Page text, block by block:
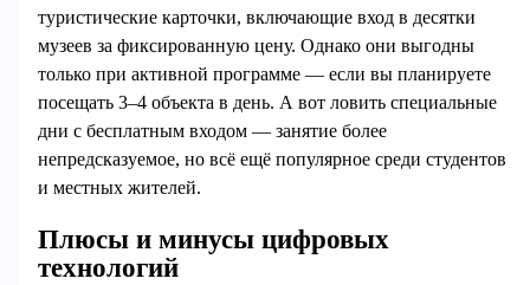
туристические карточки, включающие вход в десятки
музеев за фиксированную цену. Однако они выгодны
только при активной программе — если вы планируете
посещать 3–4 объекта в день. А вот ловить специальные
дни с бесплатным входом — занятие более
непредсказуемое, но всё ещё популярное среди студентов
и местных жителей.
Плюсы и минусы цифровых
технологий